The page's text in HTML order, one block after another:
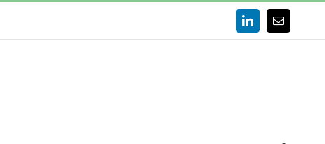
LinkedInEmail